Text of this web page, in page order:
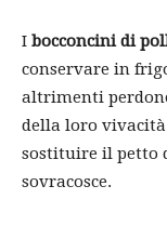
I bocconcini di
conservare in
altrimenti
della loro
sostituire il petto
sovracosce.